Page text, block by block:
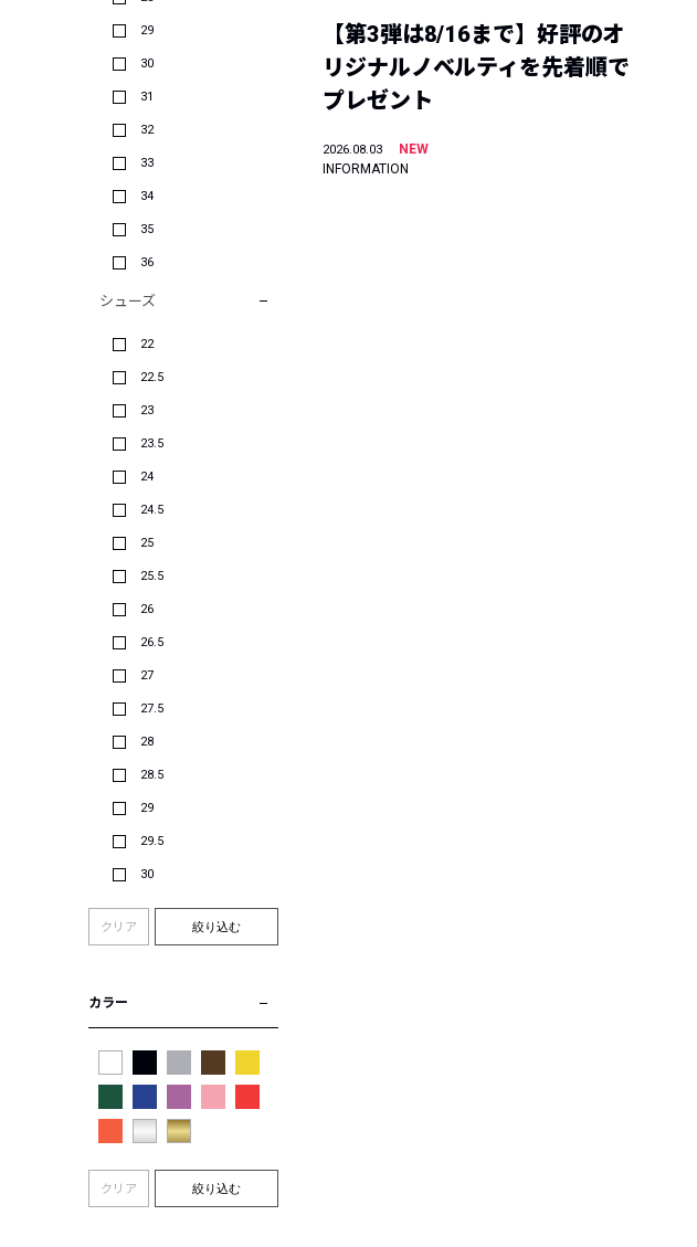
29
30
31
32
33
34
35
36
シューズ
22
22.5
23
23.5
24
24.5
25
25.5
26
26.5
27
27.5
28
28.5
29
29.5
30
クリア 絞り込む
カラー
クリア 絞り込む
【第3弾は8/16まで】好評のオ
リジナルノベルティを先着順で
プレゼント
2026.08.03
NEW
INFORMATION